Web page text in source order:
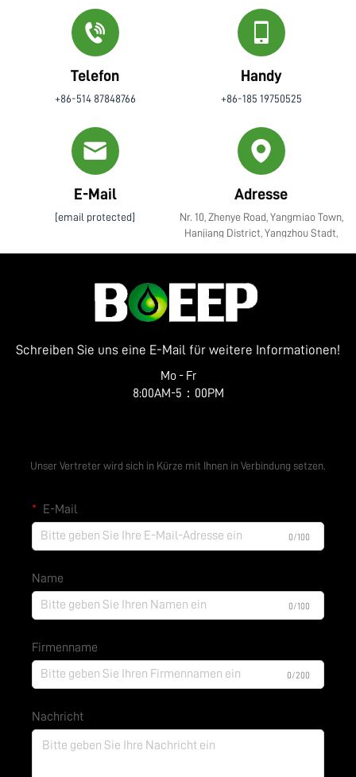
Telefon
+86-514 87848766
Handy
+86-185 19750525
E-Mail
[email protected]
Adresse
Nr. 10, Zhenye Road, Yangmiao Town,
Hanjiang District, Yangzhou Stadt,
Schreiben Sie uns eine E-Mail für weitere Informationen!
Mo - Fr
8:00AM-5：00PM
Unser Vertreter wird sich in Kürze mit Ihnen in Verbindung setzen.
E-Mail
0/100
Name
0/100
Firmenname
0/200
Nachricht